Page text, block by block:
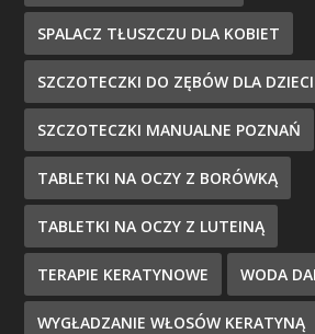
SPALACZ TŁUSZCZU DLA KOBIET
SZCZOTECZKI DO ZĘBÓW DLA DZIECI
SZCZOTECZKI MANUALNE POZNAŃ
TABLETKI NA OCZY Z BORÓWKĄ
TABLETKI NA OCZY Z LUTEINĄ
TERAPIE KERATYNOWE WODA
WYGŁADZANIE WŁOSÓW KERATYNĄ